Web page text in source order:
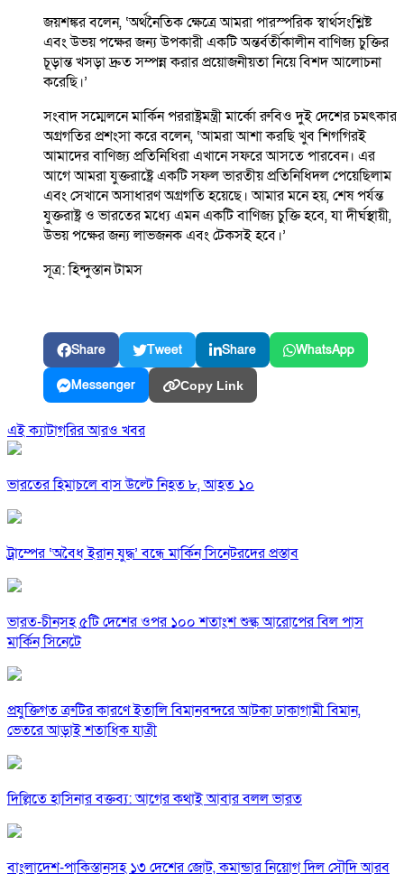
জয়শঙ্কর বলেন, ‘অর্থনৈতিক ক্ষেত্রে আমরা পারস্পরিক স্বার্থসংশ্লিষ্ট
এবং উভয় পক্ষের জন্য উপকারী একটি অন্তর্বর্তীকালীন বাণিজ্য চুক্তির
চূড়ান্ত খসড়া দ্রুত সম্পন্ন করার প্রয়োজনীয়তা নিয়ে বিশদ আলোচনা
করেছি।’
সংবাদ সম্মেলনে মার্কিন পররাষ্ট্রমন্ত্রী মার্কো রুবিও দুই দেশের চমৎকার
অগ্রগতির প্রশংসা করে বলেন, ‘আমরা আশা করছি খুব শিগগিরই
আমাদের বাণিজ্য প্রতিনিধিরা এখানে সফরে আসতে পারবেন। এর
আগে আমরা যুক্তরাষ্ট্রে একটি সফল ভারতীয় প্রতিনিধিদল পেয়েছিলাম
এবং সেখানে অসাধারণ অগ্রগতি হয়েছে। আমার মনে হয়, শেষ পর্যন্ত
যুক্তরাষ্ট্র ও ভারতের মধ্যে এমন একটি বাণিজ্য চুক্তি হবে, যা দীর্ঘস্থায়ী,
উভয় পক্ষের জন্য লাভজনক এবং টেকসই হবে।’
সূত্র: হিন্দুস্তান টামস
Share Tweet Share WhatsApp
Messenger Copy Link
এই ক্যাটাগরির আরও খবর
ভারতের হিমাচলে বাস উল্টে নিহত ৮, আহত ১০
ট্রাম্পের ‘অবৈধ ইরান যুদ্ধ’ বন্ধে মার্কিন সিনেটরদের প্রস্তাব
ভারত-চীনসহ ৫টি দেশের ওপর ১০০ শতাংশ শুল্ক আরোপের বিল পাস
মার্কিন সিনেটে
প্রযুক্তিগত ত্রুটির কারণে ইতালি বিমানবন্দরে আটকা ঢাকাগামী বিমান,
ভেতরে আড়াই শতাধিক যাত্রী
দিল্লিতে হাসিনার বক্তব্য: আগের কথাই আবার বলল ভারত
বাংলাদেশ-পাকিস্তানসহ ১৩ দেশের জোট, কমান্ডার নিয়োগ দিল সৌদি আরব